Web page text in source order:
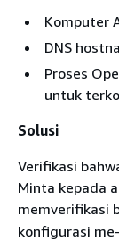
Komputer
DNS
Proses
untuk
Solusi
Verifikasi
Minta kepada
memverifikasi
konfigurasi